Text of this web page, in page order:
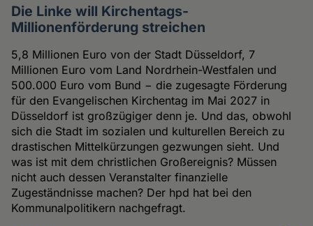
Die Linke will Kirchentags-
Millionenförderung streichen
5,8 Millionen Euro von der Stadt Düsseldorf, 7
Millionen Euro vom Land Nordrhein-Westfalen und
500.000 Euro vom Bund − die zugesagte Förderung
für den Evangelischen Kirchentag im Mai 2027 in
Düsseldorf ist großzügiger denn je. Und das, obwohl
sich die Stadt im sozialen und kulturellen Bereich zu
drastischen Mittelkürzungen gezwungen sieht. Und
was ist mit dem christlichen Großereignis? Müssen
nicht auch dessen Veranstalter finanzielle
Zugeständnisse machen? Der hpd hat bei den
Kommunalpolitikern nachgefragt.